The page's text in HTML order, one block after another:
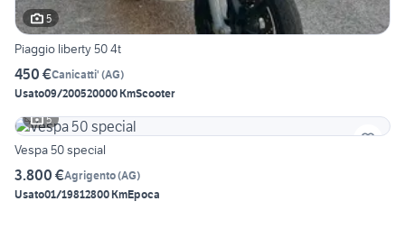
5
Piaggio liberty 50 4t
450 €Canicatti' (AG)
Usato09/200520000 KmScooter
5
Vespa 50 special
3.800 €Agrigento(AG)
Usato01/19812800 KmEpoca